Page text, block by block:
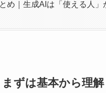
め｜生成AIは「使える人」
ずは基本から理解